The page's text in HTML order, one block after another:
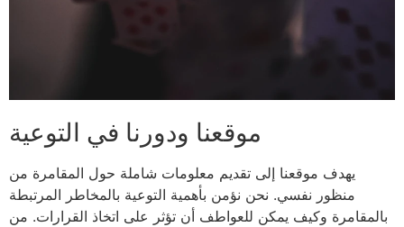
موقعنا ودورنا في التوعية
يهدف موقعنا إلى تقديم معلومات شاملة حول المقامرة من
منظور نفسي. نحن نؤمن بأهمية التوعية بالمخاطر المرتبطة
بالمقامرة وكيف يمكن للعواطف أن تؤثر على اتخاذ القرارات. من